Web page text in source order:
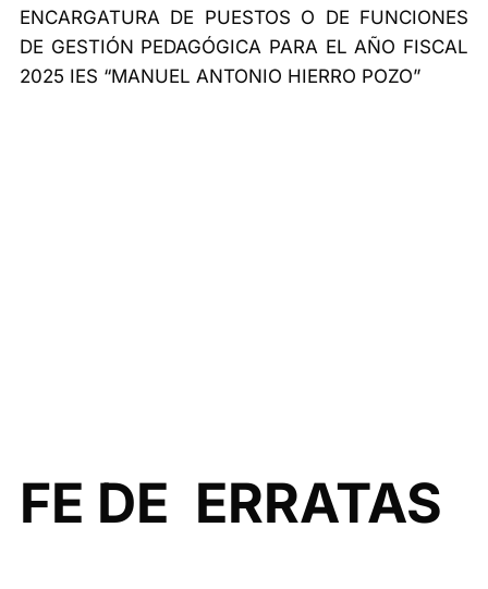
ENCARGATURA DE PUESTOS O DE FUNCIONES
DE GESTIÓN PEDAGÓGICA PARA EL AÑO FISCAL
2025 IES “MANUEL ANTONIO HIERRO POZO”
FE DE ERRATAS